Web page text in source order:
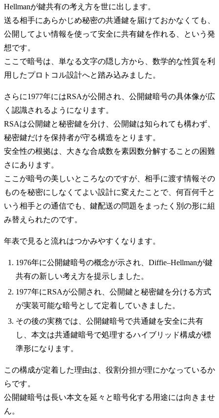
Hellmanが鍵共有の考え方を世に出します。
送る相手にあらかじめ秘密の共通鍵を届けておかなくても、
公開してよい情報を使って安全に共有鍵を作れる、という発
想です。
ここで暗号は、単なる文字の隠し方から、数学的な性質を利
用したプロトコル設計へと踏み込みました。
さらに1977年にはRSAが公開され、公開鍵暗号の具体像が広
く認識されるようになります。
RSAは公開鍵と秘密鍵を分け、公開鍵は知られても構わず、
秘密鍵だけを保持者が守る構造をとります。
安全性の根拠は、大きな合成数を素因数分解することの困難
さにあります。
ここが暗号の美しいところなのですが、相手に渡す情報その
ものを秘密にしなくてよい設計に変えたことで、何百何千と
いう相手との通信でも、鍵配送の問題をまったく別の形に組
み替えられたのです。
年表で見ると流れはつかみやすくなります。
1976年に公開鍵暗号の概念が示され、Diffie–Hellmanが鍵
共有の新しい考え方を提示しました。
1977年にRSAが公開され、公開鍵と秘密鍵を分ける方式
が実装可能な暗号として定着していきました。
その後の実務では、公開鍵暗号で共通鍵を安全に共有
し、本文は共通鍵暗号で処理するハイブリッド構成が標
準形になります。
この構成が定着した理由は、役割分担が理にかなっているか
らです。
公開鍵暗号は長い本文を延々と暗号化する用途には向きませ
ん。